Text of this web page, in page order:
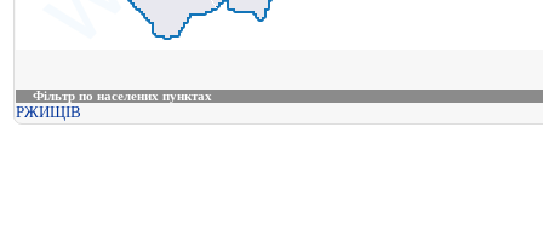
Фільтр по населених пунктах
РЖИЩІВ